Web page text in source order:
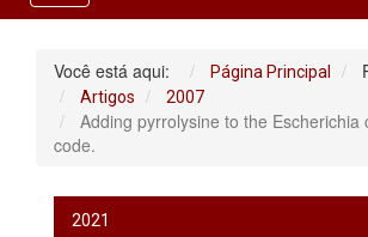
Você está aqui: Página Principal
Artigos 2007
Adding pyrrolysine to the Escherichia
code.
2021